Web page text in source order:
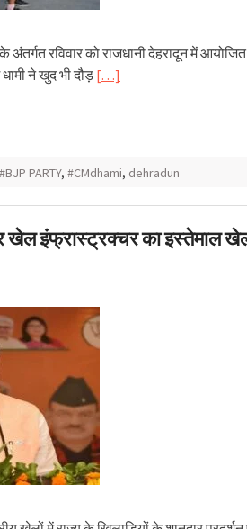
रविवार को राजधानी देहरादून में
ने खुद भी दौड़ […]
#BJP PARTY, #CMdhami, dehradun
इंफ्रास्ट्रक्चर का इस्तेमाल खेल